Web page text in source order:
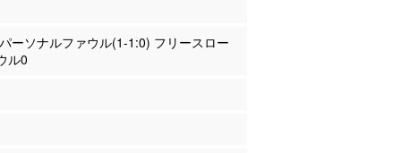
ーソナルファウル(1-1:0) フリースロー
ル0